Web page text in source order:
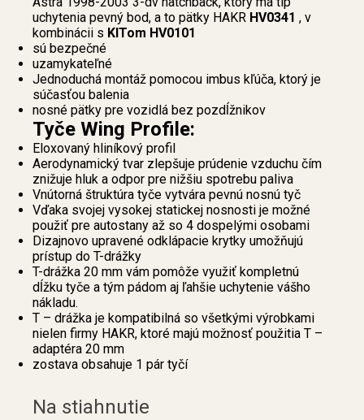
uchytenia pevný bod, a to pätky HAKR HV0341 , v
kombinácii s KITom HV0101
sú bezpečné
uzamykateľné
Jednoduchá montáž pomocou imbus kľúča, ktorý je
súčasťou balenia
nosné pätky pre vozidlá bez pozdĺžnikov
Tyče Wing Profile:
Eloxovaný hliníkový profil
Aerodynamický tvar zlepšuje prúdenie vzduchu čím
znižuje hluk a odpor pre nižšiu spotrebu paliva
Vnútorná štruktúra tyče vytvára pevnú nosnú tyč
Vďaka svojej vysokej statickej nosnosti je možné
použiť pre autostany až so 4 dospelými osobami
Dizajnovo upravené odklápacie krytky umožňujú
prístup do T-drážky
T-drážka 20 mm vám pomôže využiť kompletnú
dĺžku tyče a tým pádom aj ľahšie uchytenie vášho
nákladu.
T – drážka je kompatibilná so všetkými výrobkami
nielen firmy HAKR, ktoré majú možnosť použitia T –
adaptéra 20 mm
zostava obsahuje 1 pár tyčí
Na stiahnutie